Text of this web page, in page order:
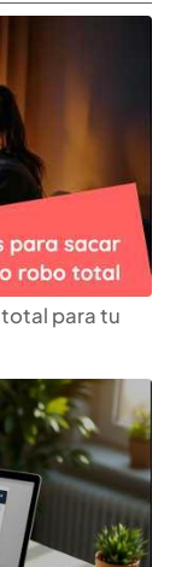
para tu